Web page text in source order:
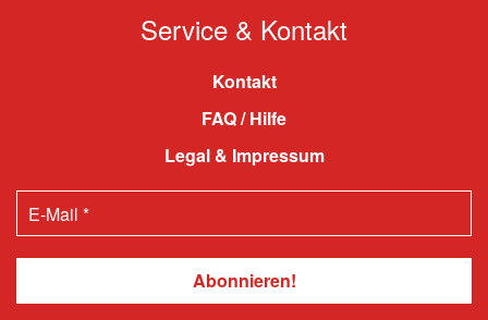
Service & Kontakt
Kontakt
FAQ / Hilfe
Legal & Impressum